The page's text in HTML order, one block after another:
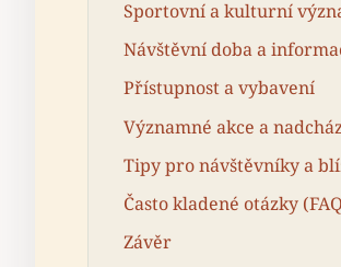
Sportovní a kulturní
Návštěvní doba a
Přístupnost a vybavení
Významné akce a
Tipy pro návštěvníky a
Často kladené otázky
Závěr